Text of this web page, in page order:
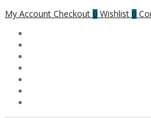
My Account Checkout 0 Wishlist 0